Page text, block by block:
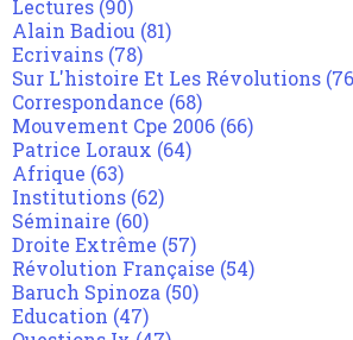
Lectures (90)
Alain Badiou (81)
Ecrivains (78)
Sur L'histoire Et Les Révolutions
Correspondance (68)
Mouvement Cpe 2006 (66)
Patrice Loraux (64)
Afrique (63)
Institutions (62)
Séminaire (60)
Droite Extrême (57)
Révolution Française (54)
Baruch Spinoza (50)
Education (47)